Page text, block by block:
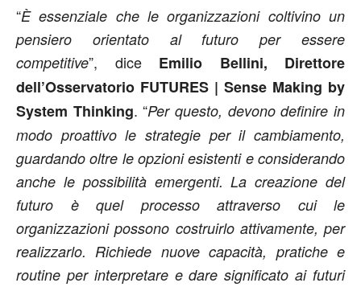
“È essenziale che le organizzazioni coltivino un
pensiero orientato al futuro per essere
competitive”, dice Emilio Bellini, Direttore
dell’Osservatorio FUTURES | Sense Making by
System Thinking. “Per questo, devonodefinire in
modo proattivo le strategie per il cambiamento,
guardando oltre le opzioni esistenti e considerando
anche le possibilità emergenti. La creazione del
futuro è quel processo attraverso cui le
organizzazioni possono costruirlo attivamente, per
realizzarlo. Richiede nuove capacità, pratiche e
routine per interpretare e dare significato ai futuri